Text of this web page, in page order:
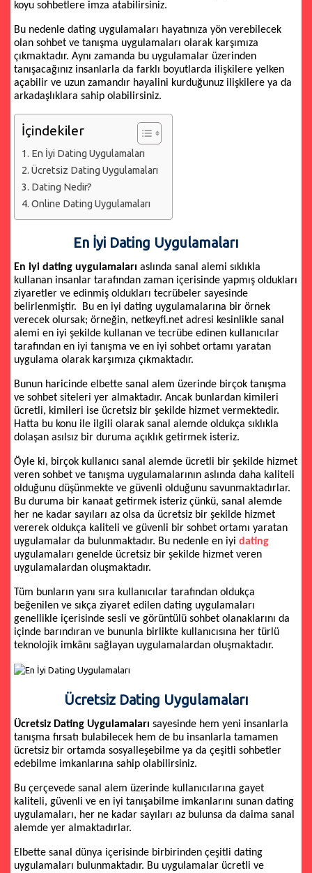
koyu sohbetlere imza atabilirsiniz.
Bu nedenle dating uygulamaları hayatınıza yön verebilecek
olan sohbet ve tanışma uygulamaları olarak karşımıza
çıkmaktadır. Aynı zamanda bu uygulamalar üzerinden
tanışacağınız insanlarla da farklı boyutlarda ilişkilere yelken
açabilir ve uzun zamandır hayalini kurduğunuz ilişkilere ya da
arkadaşlıklara sahip olabilirsiniz.
İçindekiler
En İyi Dating Uygulamaları
Ücretsiz Dating Uygulamaları
Dating Nedir?
Online Dating Uygulamaları
En İyi Dating Uygulamaları
En iyi dating uygulamaları aslında sanal alemi sıklıkla
kullanan insanlar tarafından zaman içerisinde yapmış oldukları
ziyaretler ve edinmiş oldukları tecrübeler sayesinde
belirlenmiştir. Bu en iyi dating uygulamalarına bir örnek
verecek olursak; örneğin, netkeyfi.net adresi kesinlikle sanal
alemi en iyi şekilde kullanan ve tecrübe edinen kullanıcılar
tarafından en iyi tanışma ve en iyi sohbet ortamı yaratan
uygulama olarak karşımıza çıkmaktadır.
Bunun haricinde elbette sanal alem üzerinde birçok tanışma
ve sohbet siteleri yer almaktadır. Ancak bunlardan kimileri
ücretli, kimileri ise ücretsiz bir şekilde hizmet vermektedir.
Hatta bu konu ile ilgili olarak sanal alemde oldukça sıklıkla
dolaşan asılsız bir duruma açıklık getirmek isteriz.
Öyle ki, birçok kullanıcı sanal alemde ücretli bir şekilde hizmet
veren sohbet ve tanışma uygulamalarının aslında daha kaliteli
olduğunu düşünmekte ve güvenli olduğunu savunmaktadırlar.
Bu duruma bir kanaat getirmek isteriz çünkü, sanal alemde
her ne kadar sayıları az olsa da ücretsiz bir şekilde hizmet
vererek oldukça kaliteli ve güvenli bir sohbet ortamı yaratan
uygulamalar da bulunmaktadır. Bu nedenle en iyi dating
uygulamaları genelde ücretsiz bir şekilde hizmet veren
uygulamalardan oluşmaktadır.
Tüm bunların yanı sıra kullanıcılar tarafından oldukça
beğenilen ve sıkça ziyaret edilen dating uygulamaları
genellikle içerisinde sesli ve görüntülü sohbet olanaklarını da
içinde barındıran ve bununla birlikte kullanıcısına her türlü
teknolojik imkânı sağlayan uygulamalardan oluşmaktadır.
Ücretsiz Dating Uygulamaları
Ücretsiz Dating Uygulamaları sayesinde hem yeni insanlarla
tanışma fırsatı bulabilecek hem de bu insanlarla tamamen
ücretsiz bir ortamda sosyalleşebilme ya da çeşitli sohbetler
edebilme imkanlarına sahip olabilirsiniz.
Bu çerçevede sanal alem üzerinde kullanıcılarına gayet
kaliteli, güvenli ve en iyi tanışabilme imkanlarını sunan dating
uygulamaları, her ne kadar sayıları az bulunsa da daima sanal
alemde yer almaktadırlar.
Elbette sanal dünya içerisinde birbirinden çeşitli dating
uygulamaları bulunmaktadır. Bu uygulamalar ücretli ve